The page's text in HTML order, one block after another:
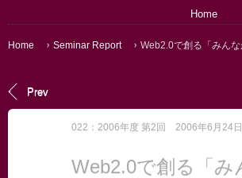
Home
Home Seminar Report Web2.0で創る「みん
Prev
022：2006年度 第2回 2006年6月24
Web2.0で創る「